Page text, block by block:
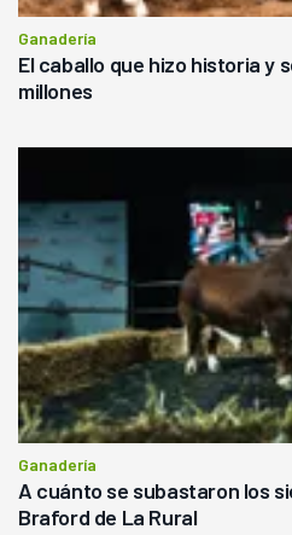
Ganadería
El caballo que hizo historia y
millones
Ganadería
A cuánto se subastaron los
Braford de La Rural